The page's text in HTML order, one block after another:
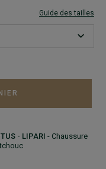
Guide des tailles
- LIPARI - Chaussure